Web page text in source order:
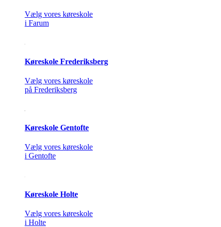
Vælg vores køreskole
i Farum
Køreskole Frederiksberg
Vælg vores køreskole
på Frederiksberg
Køreskole Gentofte
Vælg vores køreskole
i Gentofte
Køreskole Holte
Vælg vores køreskole
i Holte